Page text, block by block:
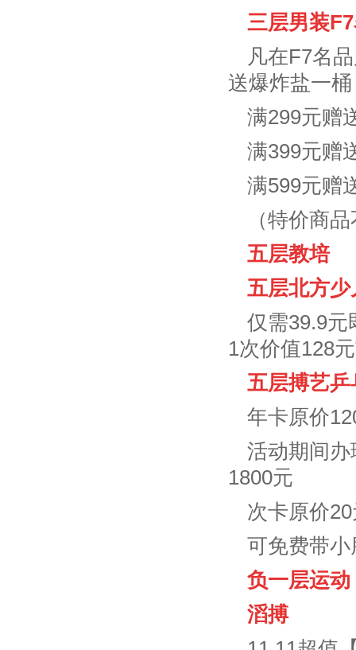
三层男装
凡在F7名
送爆炸盐一桶
满299元赠
满399元赠
满599元赠
（特价商
五层教培
五层北方
仅需39.9元
1次价值128
五层搏艺
年卡原价
活动期间办
1800元
次卡原价
可免费带
负一层运动
滔搏